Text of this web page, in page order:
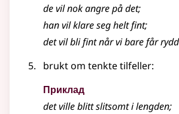
de vil nok angre på det;
han vil klare seg helt fint;
det vil bli fint når vi bare får
brukt om tenkte tilfeller:
Приклад
detvilleblitt slitsomt i lengden;